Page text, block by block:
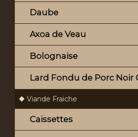
Daube
Axoa de Veau
Bolognaise
Lard Fondu de Porc Noir
Viande Fraiche
Caissettes